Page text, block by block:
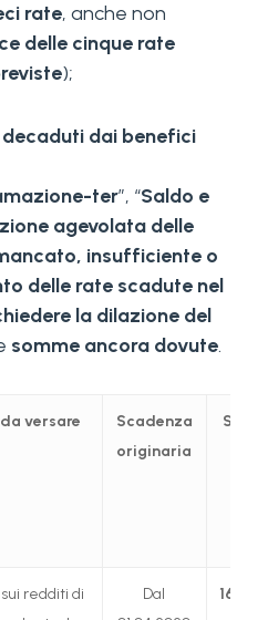
rate, anche non
delle cinque rate
);
dai benefici
ter”, “Saldo e
agevolata delle
insufficiente o
delle rate scadute nel
la dilazione del
somme ancora dovute.
versare
Scadenza
originaria
redditi di
Dal